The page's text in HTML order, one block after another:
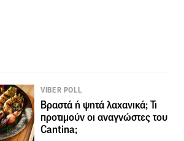
VIBER POLL
Βραστά ή ψητά λαχανικά; Τι
προτιμούν οι αναγνώστες του
Cantina;